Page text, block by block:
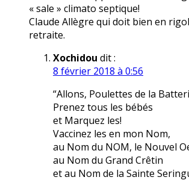
« sale » climato septique!
Claude Allègre qui doit bien en
retraite.
Xochidou dit :
8 février 2018 à 0:56
“Allons, Poulettes de la
Prenez tous les bébés
et Marquez les!
Vaccinez les en mon Nom,
au Nom du NOM, le Nouvel
au Nom du Grand Crêtin
et au Nom de la Sainte